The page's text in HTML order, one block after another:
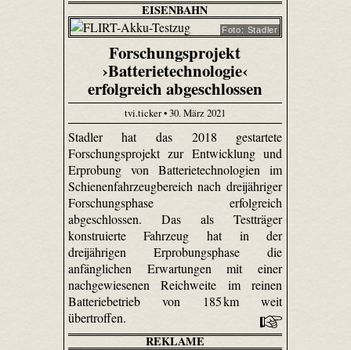
EISENBAHN
Foto: Stadler
Forschungsprojekt
›Batterietechnologie‹
erfolgreich abgeschlossen
tvi.ticker • 30. März 2021
Stadler hat das 2018 gestartete
Forschungsprojekt zur Entwicklung und
Erprobung von Batterietechnologien im
Schienenfahrzeugbereich nach dreijähriger
Forschungsphase erfolgreich
abgeschlossen. Das als Testträger
konstruierte Fahrzeug hat in der
dreijährigen Erprobungsphase die
anfänglichen Erwartungen mit einer
nachgewiesenen Reichweite im reinen
Batteriebetrieb von 185 km weit
übertroffen.
REKLAME